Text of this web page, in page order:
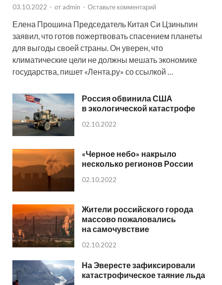
03.10.2022 - от admin - Оставьте комментарий
Елена Прошина Председатель Китая Си Цзиньпин
заявил, что готов пожертвовать спасением планеты
для выгоды своей страны. Он уверен, что
климатические цели не должны мешать экономике
государства, пишет «Лента.ру» со ссылкой …
Россия обвинила США
в экологической катастрофе
02.10.2022
«Черное небо» накрыло
несколько регионов России
02.10.2022
Жители российского города
массово пожаловались
на самочувствие
02.10.2022
На Эвересте зафиксировали
катастрофическое таяние льда